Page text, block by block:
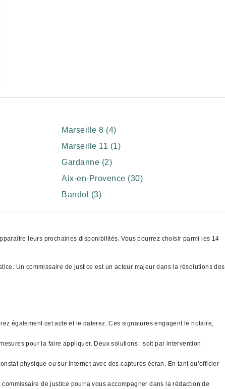
Marseille 8 (4)
Marseille 11 (1)
Gardanne (2)
Aix-en-Provence (30)
Bandol (3)
leurs prochaines disponibilités. Vous pourrez choisir parmi les 14
Un commissaire de justice est un acteur majeur dans la résolutions des
également cet acte et le daterez. Ces signatures engagent le notaire,
pour la faire appliquer. Deux solutions : soit par intervention
physique ou sur internet avec des captures écran. En tant qu’officier
de justice pourra vous accompagner dans la rédaction de